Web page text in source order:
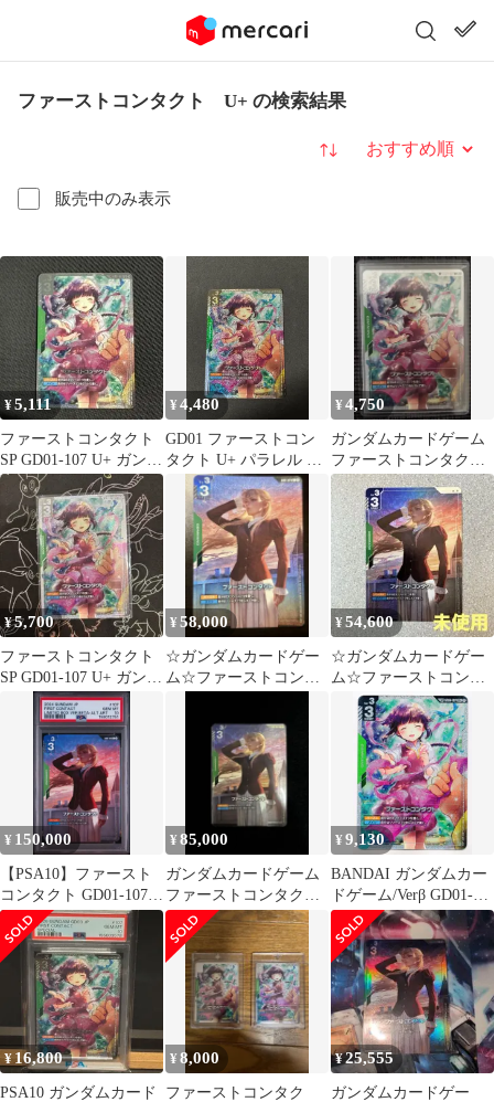
ファーストコンタクト U+ の検索結果
販売中のみ表示
並び替え
¥5,111
ファーストコンタクト
SP GD01-107 U+ ガンダ
ムカードゲーム
¥4,480
GD01 ファーストコン
タクト U+ パラレル ガ
ンダムカードゲーム
GD03
¥4,750
ガンダムカードゲーム
ファーストコンタクト
SP U＋
¥5,700
ファーストコンタクト
SP GD01-107 U+ ガンダ
ムカード
¥58,000
☆ガンダムカードゲー
ム☆ファーストコンタ
用☆β版☆
¥54,600
☆ガンダムカードゲー
ム☆ファーストコンタ
クト☆パラレル☆未使
用☆β版☆
¥ 150,000
【PSA10】ファースト
コンタクト GD01-107
U+ β ガンダム カード
¥85,000
ガンダムカードゲーム
ファーストコンタクト
パラレル β版 U+
¥9,130
BANDAI ガンダムカー
ドゲーム/Verβ GD01-
107 ファーストコンタ
クト U+
¥ 16,800
PSA10 ガンダムカード
¥8,000
ファーストコンタク
¥25,555
ガンダムカードゲー